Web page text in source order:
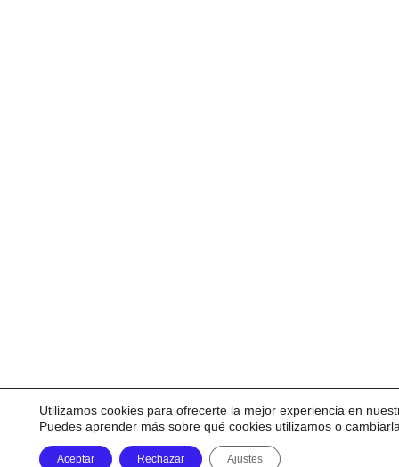
Utilizamos cookies para ofrecerte la mejor experiencia en
Puedes aprender más sobre qué cookies utilizamos o
Aceptar Rechazar Ajustes